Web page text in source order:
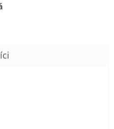
je 5 z 5 hvězdiček.